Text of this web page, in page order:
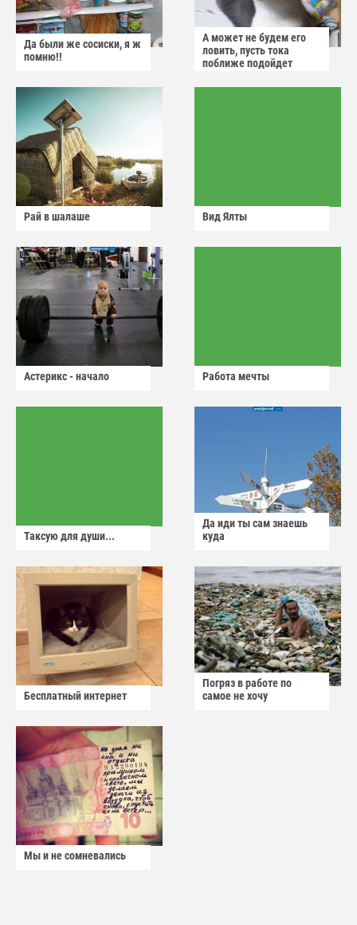
Да были же сосиски, я ж
помню!!
А может не будем его
ловить, пусть тока
поближе подойдет
Рай в шалаше Вид Ялты
Астерикс - начало Работа мечты
Таксую для души...
Да иди ты сам знаешь
куда
Бесплатный интернет
Погряз в работе по
самое не хочу
Мы и не сомневались